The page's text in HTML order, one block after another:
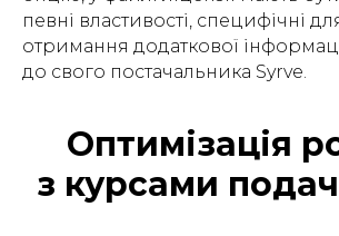
певні властивості, специфічні
отримання додаткової
до свого постачальника Syrve.
Оптимізація
з курсами